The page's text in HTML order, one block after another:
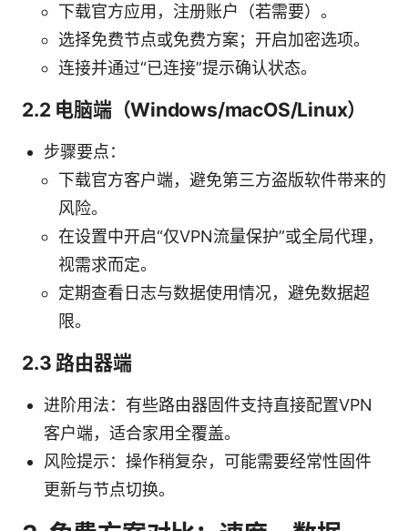
下载官方应用，注册账户（若需要）。
选择免费节点或免费方案；开启加密选项。
连接并通过“已连接”提示确认状态。
2.2 电脑端（Windows/macOS/Linux）
步骤要点：
下载官方客户端，避免第三方盗版软件带来的
风险。
在设置中开启“仅VPN流量保护”或全局代理，
视需求而定。
定期查看日志与数据使用情况，避免数据超
限。
2.3 路由器端
进阶用法：有些路由器固件支持直接配置VPN
客户端，适合家用全覆盖。
风险提示：操作稍复杂，可能需要经常性固件
更新与节点切换。